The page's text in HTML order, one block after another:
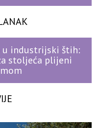
u industrijski štih:
stoljeća plijeni